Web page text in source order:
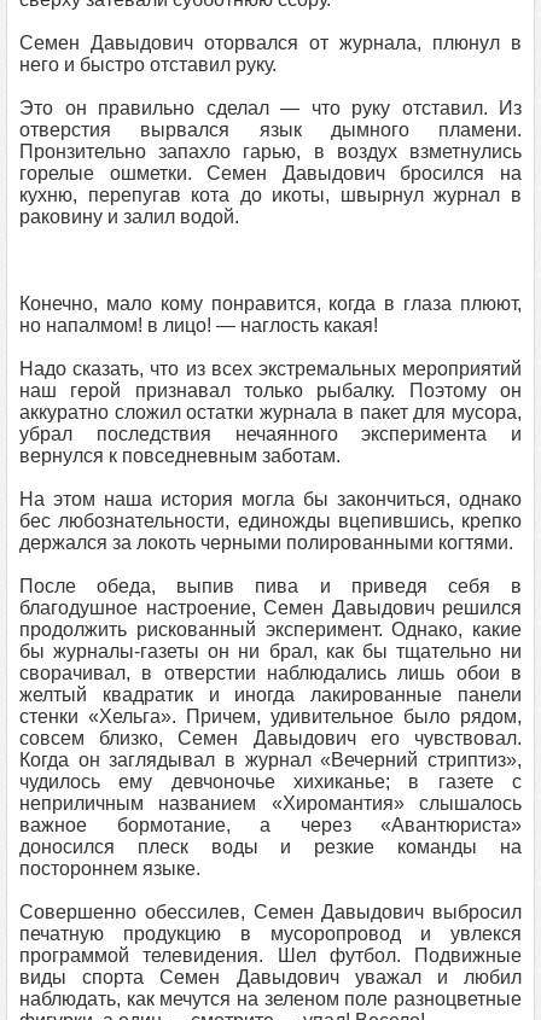
Семен Давыдович оторвался от журнала, плюнул в
него и быстро отставил руку.
Это он правильно сделал — что руку отставил. Из
отверстия вырвался язык дымного пламени.
Пронзительно запахло гарью, в воздух взметнулись
горелые ошметки. Семен Давыдович бросился на
кухню, перепугав кота до икоты, швырнул журнал в
раковину и залил водой.
Конечно, мало кому понравится, когда в глаза плюют,
но напалмом! в лицо! — наглость какая!
Надо сказать, что из всех экстремальных мероприятий
наш герой признавал только рыбалку. Поэтому он
аккуратно сложил остатки журнала в пакет для мусора,
убрал последствия нечаянного эксперимента и
вернулся к повседневным заботам.
На этом наша история могла бы закончиться, однако
бес любознательности, единожды вцепившись, крепко
держался за локоть черными полированными когтями.
После обеда, выпив пива и приведя себя в
благодушное настроение, Семен Давыдович решился
продолжить рискованный эксперимент. Однако, какие
бы журналы-газеты он ни брал, как бы тщательно ни
сворачивал, в отверстии наблюдались лишь обои в
желтый квадратик и иногда лакированные панели
стенки «Хельга». Причем, удивительное было рядом,
совсем близко, Семен Давыдович его чувствовал.
Когда он заглядывал в журнал «Вечерний стриптиз»,
чудилось ему девчоночье хихиканье; в газете с
неприличным названием «Хиромантия» слышалось
важное бормотание, а через «Авантюриста»
доносился плеск воды и резкие команды на
постороннем языке.
Совершенно обессилев, Семен Давыдович выбросил
печатную продукцию в мусоропровод и увлекся
программой телевидения. Шел футбол. Подвижные
виды спорта Семен Давыдович уважал и любил
наблюдать, как мечутся на зеленом поле разноцветные